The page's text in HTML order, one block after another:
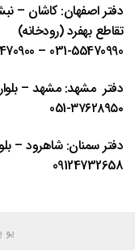
دفتر اصفهان: کاشان –
تقاطع بهفرد (رودخانه)
031-55470990 – 031-55470900
دفتر مشهد: مشهد – بلوار جانباز-
٣٧٦٢٨٩٥٠-051
دفتر سمنان: شاهرود –
09124732658